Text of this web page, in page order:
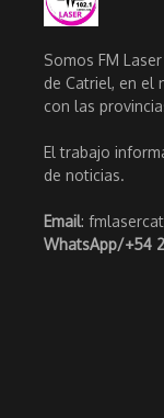
Somos FM
de Catriel, en el
con las
El trabajo
de noticias.
Email:
WhatsApp/+54